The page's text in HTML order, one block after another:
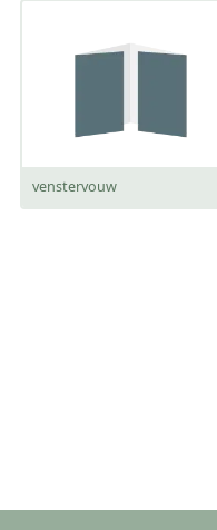
venstervouw